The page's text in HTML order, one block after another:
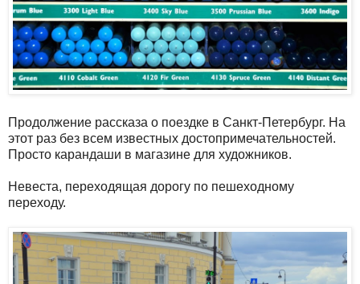
Продолжение рассказа о поездке в Санкт-Петербург. На
этот раз без всем известных достопримечательностей.
Просто карандаши в магазине для художников.
Невеста, переходящая дорогу по пешеходному
переходу.